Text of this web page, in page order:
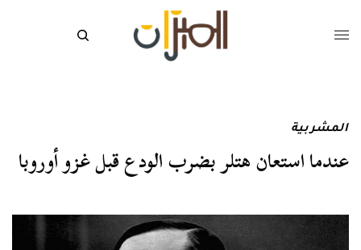
المشربية
عندما استعان هتلر بضرب الودع قبل غزو أوروبا